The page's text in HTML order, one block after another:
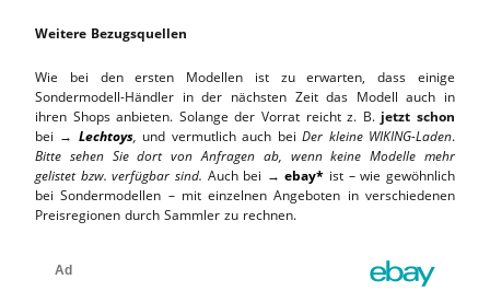
Weitere Bezugsquellen
Wie bei den ersten Modellen ist zu erwarten, dass einige
Sondermodell-Händler in der nächsten Zeit das Modell auch in
ihren Shops anbieten. Solange der Vorrat reicht z. B. jetzt schon
bei → Lechtoys, und vermutlich auch beiDer kleine WIKING-Laden.
Bitte sehen Sie dort von Anfragen ab, wenn keine Modelle mehr
gelistet bzw. verfügbar sind. Auch bei →ebay* ist – wie gewöhnlich
bei Sondermodellen – mit einzelnen Angeboten in verschiedenen
Preisregionen durch Sammler zu rechnen.